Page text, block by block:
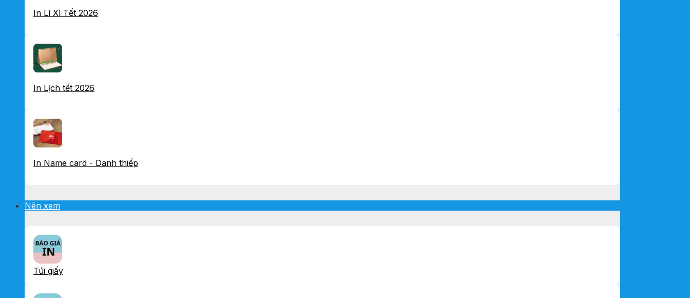
In Lì Xì Tết 2026
In Lịch tết 2026
In Name card - Danh thiếp
Nên xem
Túi giấy